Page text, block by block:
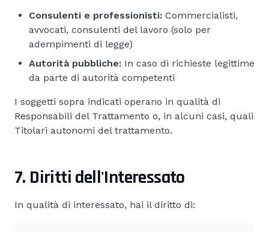
Consulenti e professionisti: Commercialisti,
avvocati, consulenti del lavoro (solo per
adempimenti di legge)
Autorità pubbliche: In caso di richieste legittime
da parte di autorità competenti
I soggetti sopra indicati operano in qualità di
Responsabili del Trattamento o, in alcuni casi, quali
Titolari autonomi del trattamento.
7. Diritti dell'Interessato
In qualità di interessato, hai il diritto di: